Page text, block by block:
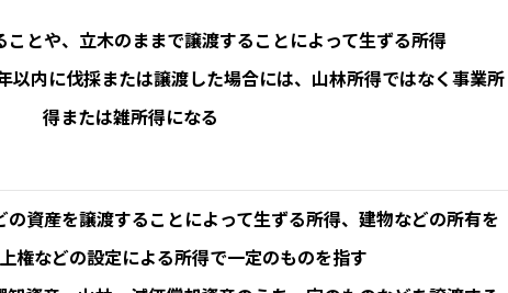
ことや、立木のままで譲渡することによって生ずる所得
以内に伐採または譲渡した場合には、山林所得ではなく事業所
得または雑所得になる
資産を譲渡することによって生ずる所得、建物などの所有を
権などの設定による所得で一定のものを指す